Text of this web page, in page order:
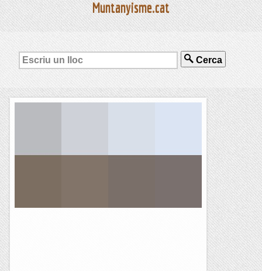
Muntanyisme.cat
Cerca